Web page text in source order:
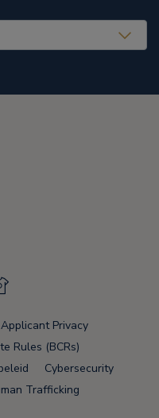
N
w
s
F
Applicant Privacy
Rules (BCRs)
Cybersecurity
Trafficking